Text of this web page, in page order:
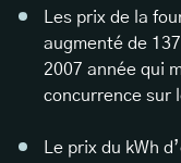
Les prix de la
augmenté de
2007 année qui
concurrence sur
Le prix du kWh